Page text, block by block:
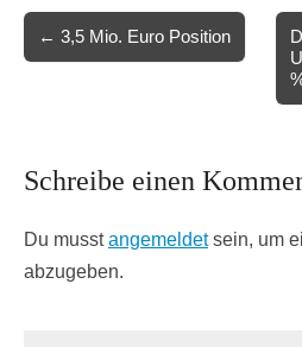
navigation
← 3,5 Mio. Euro Position
Schreibe einen
Du musstangemeldetsein, um
abzugeben.